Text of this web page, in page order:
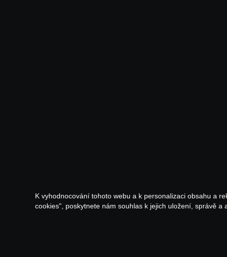
K vyhodnocování tohoto webu a k personalizaci obsahu a
cookies", poskytnete nám souhlas k jejich uložení, správě a